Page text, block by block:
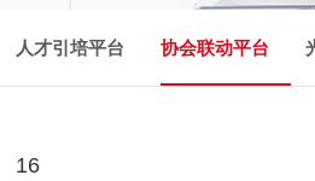
人才引培平台 协会联动平台
16